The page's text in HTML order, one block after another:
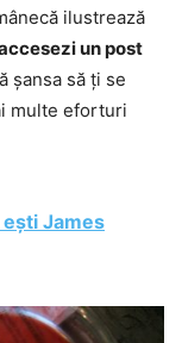
ilustrează
un post
șansa să ți se
multe eforturi
James